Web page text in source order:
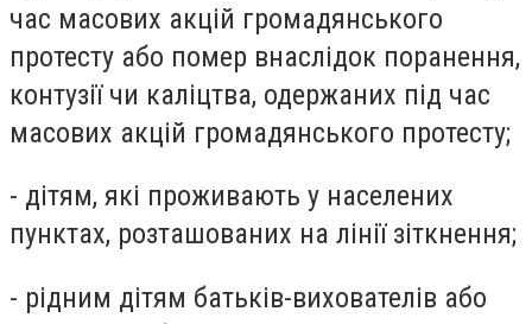
час масових акцій громадянського
протесту або помер внаслідок поранення,
контузії чи каліцтва, одержаних під час
масових акцій громадянського протесту;
- дітям, які проживають у населених
пунктах, розташованих на лінії зіткнення;
- рідним дітям батьків-вихователів або